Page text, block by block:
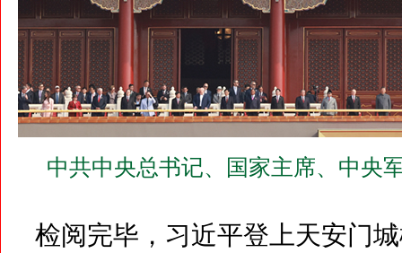
中共中央总书记、国家主席、中央
检阅完毕，习近平登上天安门